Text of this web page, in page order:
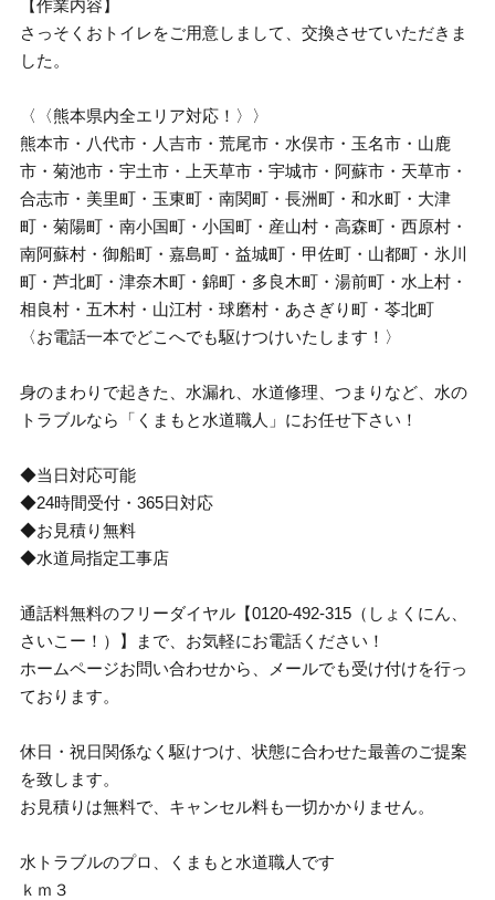
【作業内容】
さっそくおトイレをご用意しまして、交換させていただきま
した。
〈〈熊本県内全エリア対応！〉〉
熊本市・八代市・人吉市・荒尾市・水俣市・玉名市・山鹿
市・菊池市・宇土市・上天草市・宇城市・阿蘇市・天草市・
合志市・美里町・玉東町・南関町・長洲町・和水町・大津
町・菊陽町・南小国町・小国町・産山村・高森町・西原村・
南阿蘇村・御船町・嘉島町・益城町・甲佐町・山都町・氷川
町・芦北町・津奈木町・錦町・多良木町・湯前町・水上村・
相良村・五木村・山江村・球磨村・あさぎり町・苓北町
〈お電話一本でどこへでも駆けつけいたします！〉
身のまわりで起きた、水漏れ、水道修理、つまりなど、水の
トラブルなら「くまもと水道職人」にお任せ下さい！
◆当日対応可能
◆24時間受付・365日対応
◆お見積り無料
◆水道局指定工事店
通話料無料のフリーダイヤル【0120-492-315（しょくにん、
さいこー！）】まで、お気軽にお電話ください！
ホームページお問い合わせから、メールでも受け付けを行っ
ております。
休日・祝日関係なく駆けつけ、状態に合わせた最善のご提案
を致します。
お見積りは無料で、キャンセル料も一切かかりません。
水トラブルのプロ、くまもと水道職人です
ｋｍ３